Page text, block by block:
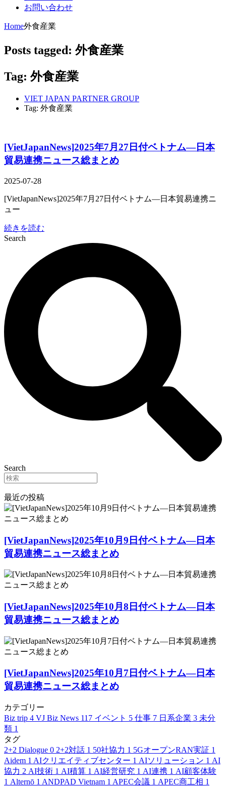
お問い合わせ
Home外食産業
Posts tagged: 外食産業
Tag: 外食産業
VIET JAPAN PARTNER GROUP
Tag: 外食産業
[VietJapanNews]2025年7月27日付ベトナム―日本
貿易連携ニュース総まとめ
2025-07-28
[VietJapanNews]2025年7月27日付ベトナム―日本貿易連携ニ
ュー
続きを読む
Search
Search
最近の投稿
[VietJapanNews]2025年10月9日付ベトナム―日本
貿易連携ニュース総まとめ
[VietJapanNews]2025年10月8日付ベトナム―日本
貿易連携ニュース総まとめ
[VietJapanNews]2025年10月7日付ベトナム―日本
貿易連携ニュース総まとめ
カテゴリー
Biz trip 4 VJ Biz News 117 イベント 5 仕事 7 日系企業 3 未分
類 1
タグ
2+2 Dialogue 0 2+2対話 1 50社協力 1 5GオープンRAN実証 1
Aidem 1 AIクリエイティブセンター 1 AIソリューション 1 AI
協力 2 AI技術 1 AI積算 1 AI経営研究 1 AI連携 1 AI顧客体験
1 Alternō 1 ANDPAD Vietnam 1 APEC会議 1 APEC商工相 1